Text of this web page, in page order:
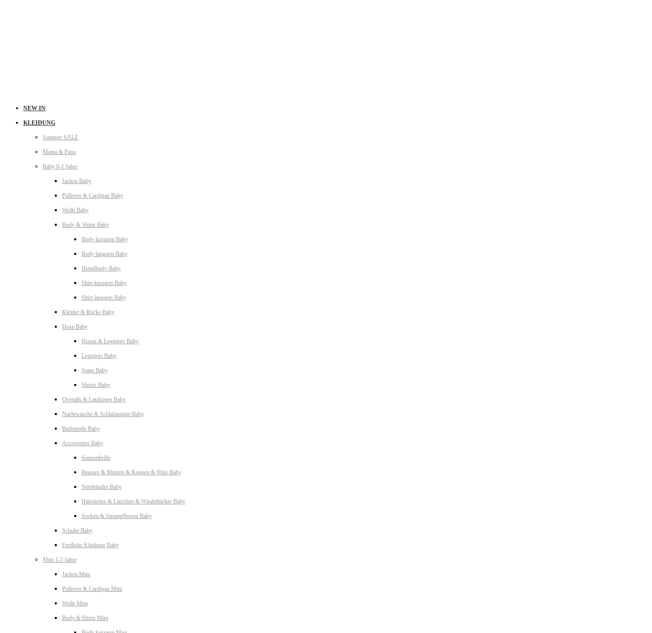
NEW IN
KLEIDUNG
Sommer SALE
Mama & Papa
Baby 0-1 Jahre
Jacken Baby
Pullover & Cardigan Baby
Wolle Baby
Body & Shirts Baby
Body kurzarm Baby
Body langarm Baby
Hemdbody Baby
Shirt kurzarm Baby
Shirt langarm Baby
Kleider & Röcke Baby
Hose Baby
Hosen & Leggings Baby
Leggings Baby
Jeans Baby
Shorts Baby
Overalls & Latzhosen Baby
Nachtwäsche & Schlafanzüge Baby
Bademode Baby
Accessoires Baby
Sonnenbrille
Beanies & Mützen & Kappen & Hüte Baby
Stirnbänder Baby
Halstücher & Lätzchen & Windeltücher Baby
Socken & Strumpfhosen Baby
Schuhe Baby
Festliche Kleidung Baby
Mini 1-5 Jahre
Jacken Mini
Pullover & Cardigan Mini
Wolle Mini
Body & Shirts Mini